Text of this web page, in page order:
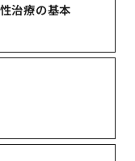
治療の基本